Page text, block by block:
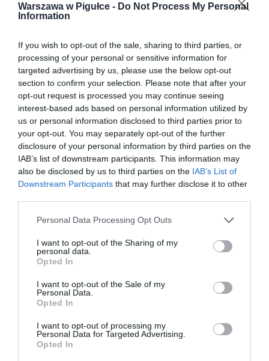
Warszawa w Pigułce - Do Not Process My Personal
Information
If you wish to opt-out of the sale, sharing to third parties, or
processing of your personal or sensitive information for
targeted advertising by us, please use the below opt-out
section to confirm your selection. Please note that after your
opt-out request is processed you may continue seeing
interest-based ads based on personal information utilized by
us or personal information disclosed to third parties prior to
your opt-out. You may separately opt-out of the further
disclosure of your personal information by third parties on the
IAB’s list of downstream participants. This information may
also be disclosed by us to third parties on the IAB’s List of
Downstream Participants that may further disclose it to other
Personal Data Processing Opt Outs
I want to opt-out of the Sharing of my
personal data.
Opted In
I want to opt-out of the Sale of my
Personal Data.
Opted In
I want to opt-out of processing my
Personal Data for Targeted Advertising.
Opted In